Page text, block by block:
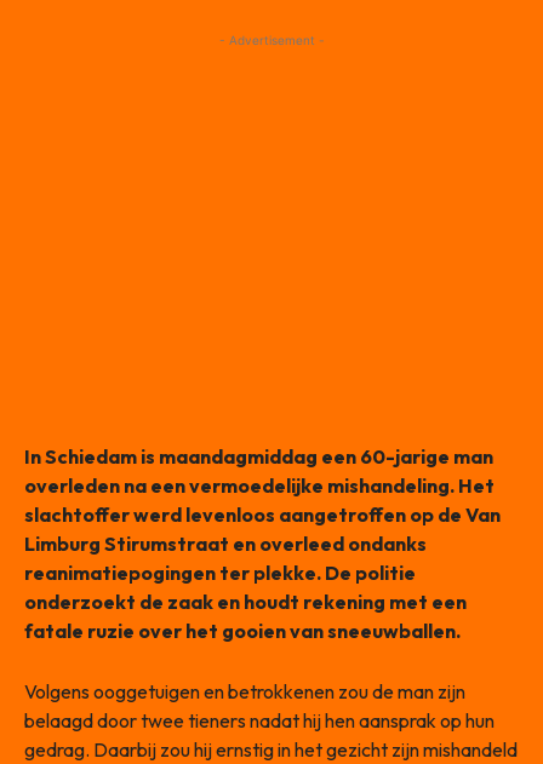
- Advertisement -
In Schiedam is maandagmiddag een 60-jarige man
overleden na een vermoedelijke mishandeling. Het
slachtoffer werd levenloos aangetroffen op de Van
Limburg Stirumstraat en overleed ondanks
reanimatiepogingen ter plekke. De politie
onderzoekt de zaak en houdt rekening met een
fatale ruzie over het gooien van sneeuwballen.
Volgens ooggetuigen en betrokkenen zou de man zijn
belaagd door twee tieners nadat hij hen aansprak op hun
gedrag. Daarbij zou hij ernstig in het gezicht zijn mishandeld